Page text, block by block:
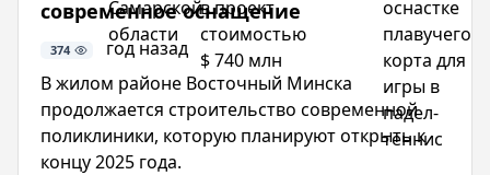
Волга
в
Самарской
области
воды с
вложением
в
проект
стоимостью
$ 740
млн
роде»
проект
в
оснастке
плавучего
корта
для
современное оснащение
374
год назад
В жилом районе Восточный Минска
продолжается строительство современной
поликлиники, которую планируют открыть к
концу 2025 года.